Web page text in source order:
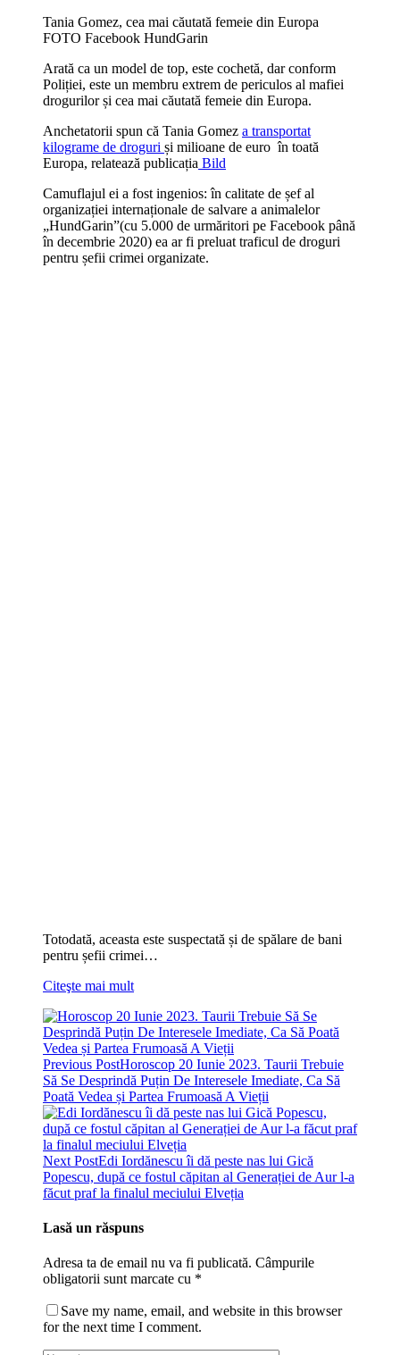
Tania Gomez, cea mai căutată femeie din Europa
FOTO Facebook HundGarin
Arată ca un model de top, este cochetă, dar conform
Poliției, este un membru extrem de periculos al mafiei
drogurilor și cea mai căutată femeie din Europa.
Anchetatorii spun că Tania Gomez a transportat
kilograme de droguri și milioane de euro în toată
Europa, relatează publicația Bild
Camuflajul ei a fost ingenios: în calitate de șef al
organizației internaționale de salvare a animalelor
„HundGarin”(cu 5.000 de urmăritori pe Facebook până
în decembrie 2020) ea ar fi preluat traficul de droguri
pentru șefii crimei organizate.
Totodată, aceasta este suspectată și de spălare de bani
pentru șefii crimei…
Citeşte mai mult
Previous PostHoroscop 20 Iunie 2023. Taurii Trebuie
Să Se Desprindă Puțin De Interesele Imediate, Ca Să
Poată Vedea și Partea Frumoasă A Vieții
Next PostEdi Iordănescu îi dă peste nas lui Gică
Popescu, după ce fostul căpitan al Generației de Aur l-a
făcut praf la finalul meciului Elveția
Lasă un răspuns
Adresa ta de email nu va fi publicată. Câmpurile
obligatorii sunt marcate cu *
Save my name, email, and website in this browser
for the next time I comment.